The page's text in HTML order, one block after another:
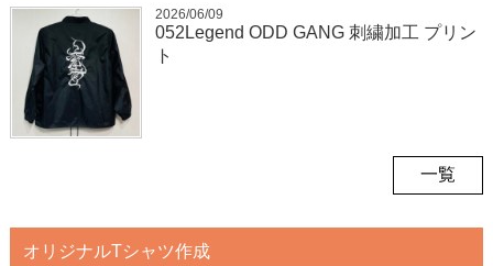
2026/06/09
052Legend ODD GANG 刺繍加工 プリン
ト
一覧
オリジナルTシャツ作成